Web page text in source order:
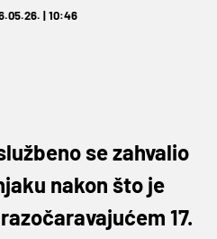
| 10:46
se zahvalio
nakon što je
17.